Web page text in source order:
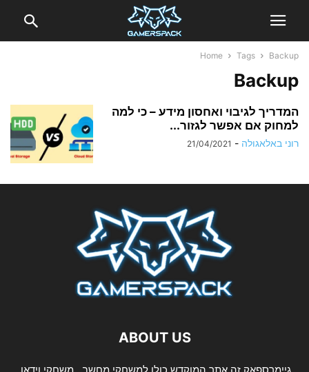
Home Tags Backup
Backup
המדריך לגיבוי ואחסון מידע – כי למה
למחוק אם אפשר לגזור...
רוני באלאגולה -
21/04/2021
ABOUT US